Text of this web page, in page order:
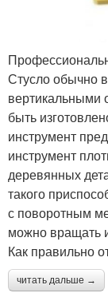
Стусло обычно
вертикальными
быть
инструмент
инструмент
деревянных
такого
с поворотным
можно вращать
Как правильно
читать дальше →